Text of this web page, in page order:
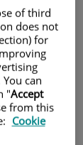
of third
does not
for
can
"Accept
from this
Cookie